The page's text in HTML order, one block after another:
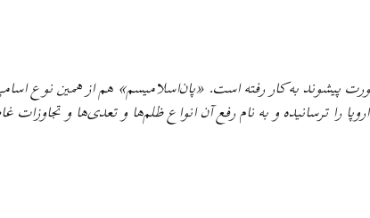
به کار رفته است. «پان‌اسلامیسم» هم از همین نوع
را ترسانیده و به نام رفع آن انواع ظلم‌ها و تعدی‌ها و